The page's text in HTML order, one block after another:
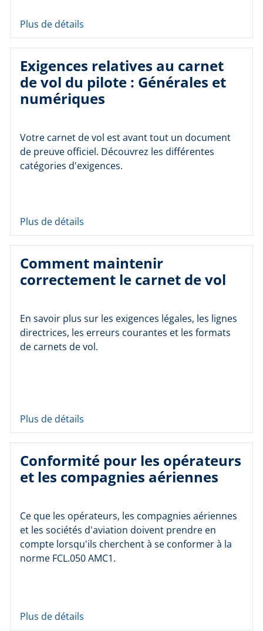
Plus de détails
Exigences relatives au carnet
de vol du pilote : Générales et
numériques
Votre carnet de vol est avant tout un document
de preuve officiel. Découvrez les différentes
catégories d'exigences.
Plus de détails
Comment maintenir
correctement le carnet de vol
En savoir plus sur les exigences légales, les lignes
directrices, les erreurs courantes et les formats
de carnets de vol.
Plus de détails
Conformité pour les opérateurs
et les compagnies aériennes
Ce que les opérateurs, les compagnies aériennes
et les sociétés d'aviation doivent prendre en
compte lorsqu'ils cherchent à se conformer à la
norme FCL.050 AMC1.
Plus de détails